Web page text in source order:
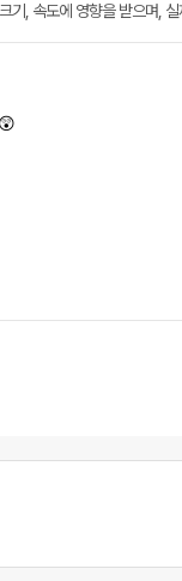
기, 속도에 영향을 받으며,